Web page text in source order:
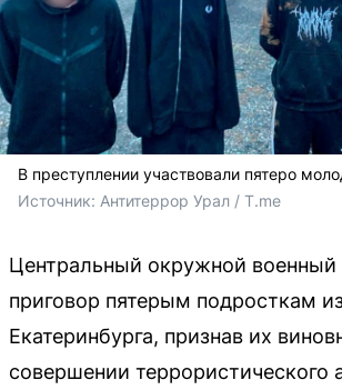
В преступлении участвовали пятеро
Источник: Антитеррор Урал / T.me
Центральный окружной военный
приговор пятерым подросткам
Екатеринбурга, признав их
совершении террористического